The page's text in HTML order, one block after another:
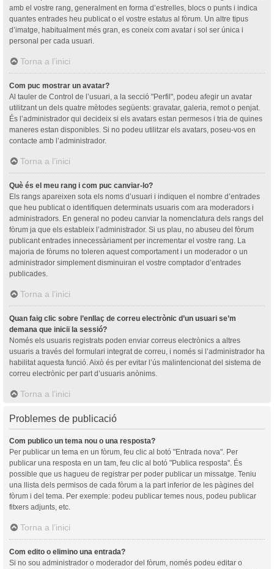
amb el vostre rang, generalment en forma d’estrelles, blocs o punts i indica
quantes entrades heu publicat o el vostre estatus al fòrum. Un altre tipus
d’imatge, habitualment més gran, es coneix com avatar i sol ser única i
personal per cada usuari.
Torna a l’inici
Com puc mostrar un avatar?
Al tauler de Control de l’usuari, a la secció "Perfil", podeu afegir un avatar
utilitzant un dels quatre mètodes següents: gravatar, galeria, remot o penjat.
És l’administrador qui decideix si els avatars estan permesos i tria de quines
maneres estan disponibles. Si no podeu utilitzar els avatars, poseu-vos en
contacte amb l’administrador.
Torna a l’inici
Què és el meu rang i com puc canviar-lo?
Els rangs apareixen sota els noms d’usuari i indiquen el nombre d’entrades
que heu publicat o identifiquen determinats usuaris com ara moderadors i
administradors. En general no podeu canviar la nomenclatura dels rangs del
fòrum ja que els estableix l’administrador. Si us plau, no abuseu del fòrum
publicant entrades innecessàriament per incrementar el vostre rang. La
majoria de fòrums no toleren aquest comportament i un moderador o un
administrador simplement disminuiran el vostre comptador d’entrades
publicades.
Torna a l’inici
Quan faig clic sobre l’enllaç de correu electrònic d’un usuari se’m
demana que iniciï la sessió?
Només els usuaris registrats poden enviar correus electrònics a altres
usuaris a través del formulari integrat de correu, i només si l’administrador ha
habilitat aquesta funció. Això és per evitar l’ús malintencionat del sistema de
correu electrònic per part d’usuaris anònims.
Torna a l’inici
Problemes de publicació
Com publico un tema nou o una resposta?
Per publicar un tema en un fòrum, feu clic al botó "Entrada nova". Per
publicar una resposta en un tam, feu clic al botó "Publica resposta". És
possible que us hagueu de registrar per poder publicar un missatge. Teniu
una llista dels permisos de cada fòrum a la part inferior de les pàgines del
fòrum i del tema. Per exemple: podeu publicar temes nous, podeu publicar
fitxers adjunts, etc.
Torna a l’inici
Com edito o elimino una entrada?
Si no sou administrador o moderador del fòrum, només podeu editar o